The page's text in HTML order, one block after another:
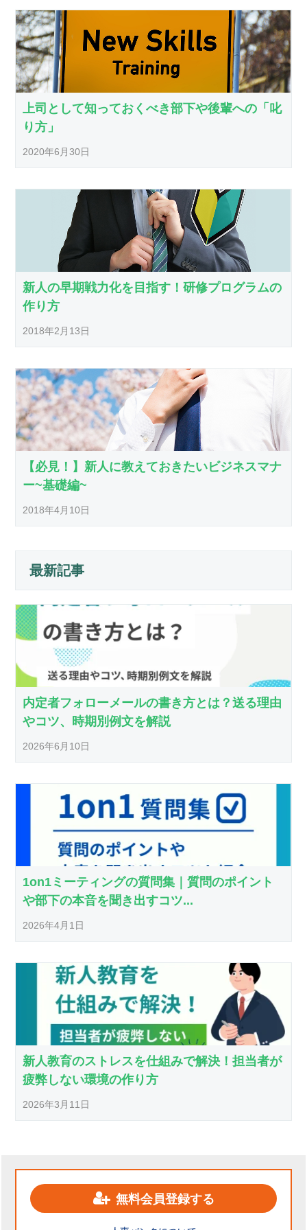
上司として知っておくべき部下や後輩への「叱
り方」
2020年6月30日
新人の早期戦力化を目指す！研修プログラムの
作り方
2018年2月13日
【必見！】新人に教えておきたいビジネスマナ
ー~基礎編~
2018年4月10日
最新記事
内定者フォローメールの書き方とは？送る理由
やコツ、時期別例文を解説
2026年6月10日
1on1ミーティングの質問集｜質問のポイント
や部下の本音を聞き出すコツ...
2026年4月1日
新人教育のストレスを仕組みで解決！担当者が
疲弊しない環境の作り方
2026年3月11日
無料会員登録する